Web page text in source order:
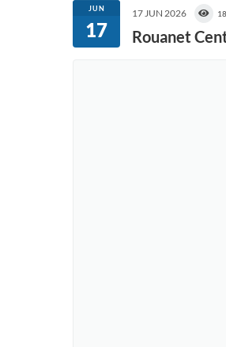
JUN
17
17 JUN 2026
Rouanet